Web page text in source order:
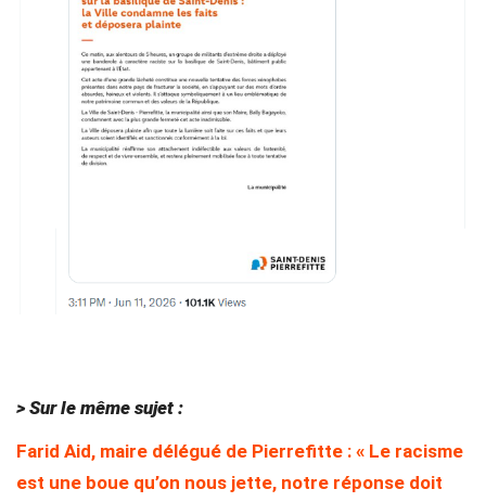
> Sur le même sujet :
Farid Aid, maire délégué de Pierrefitte : « Le racisme
est une boue qu’on nous jette, notre réponse doit